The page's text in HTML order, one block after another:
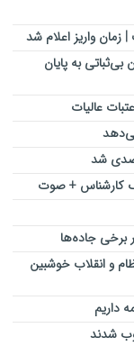
به پایان
عالیات
یک کارشناس + صوت
و انقلاب خوشبین
داریم
شدند